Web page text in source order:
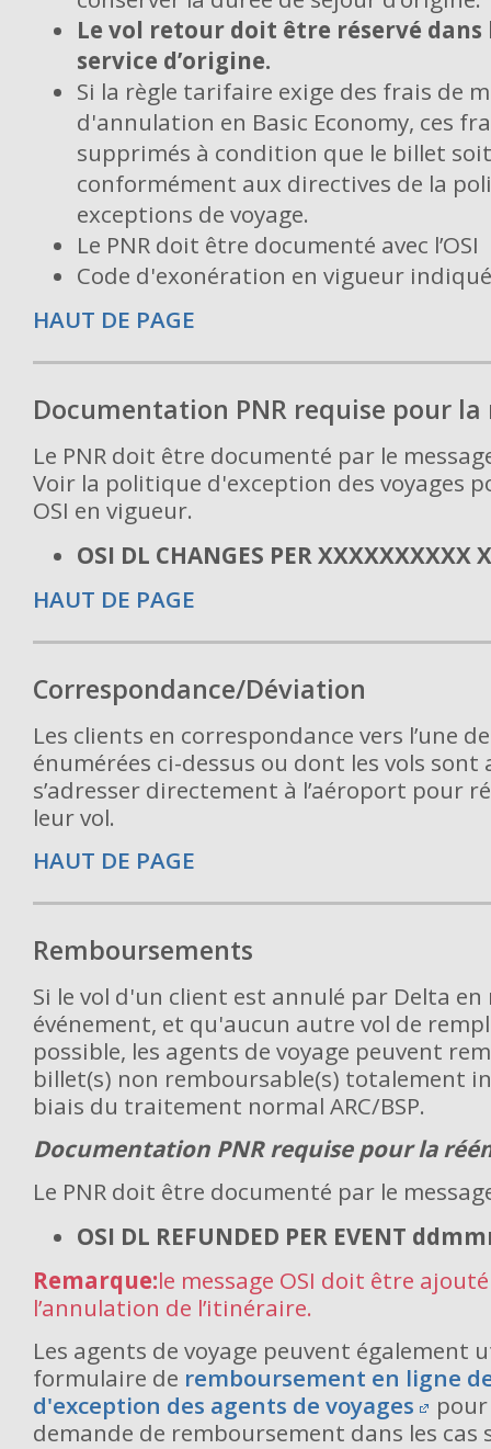
Le vol retour doit être réservé dans
service d’origine.
Si la règle tarifaire exige des frais de
d'annulation en Basic Economy, ces
supprimés à condition que le billet
conformément aux directives de la
exceptions de voyage.
Le PNR doit être documenté avec l’OSI
Code d'exonération en vigueur
HAUT DE PAGE
Documentation PNR requise pour
Le PNR doit être documenté par le
Voir la politique d'exception des voyages
OSI en vigueur.
OSI DL CHANGES PER XXXXXXXXXX
HAUT DE PAGE
Correspondance/Déviation
Les clients en correspondance vers l’une
énumérées ci-dessus ou dont les vols
s’adresser directement à l’aéroport pour
leur vol.
HAUT DE PAGE
Remboursements
Si le vol d'un client est annulé par Delta
événement, et qu'aucun autre vol de
possible, les agents de voyage peuvent
billet(s) non remboursable(s) totalement
biais du traitement normal ARC/BSP.
Documentation PNR requise pour la
Le PNR doit être documenté par le
OSI DL REFUNDED PER EVENT
Remarque:le message OSI doit être
l’annulation de l’itinéraire.
Les agents de voyage peuvent également
formulaire de remboursement en ligne
d'exception des agents de voyages
demande de remboursement dans les cas